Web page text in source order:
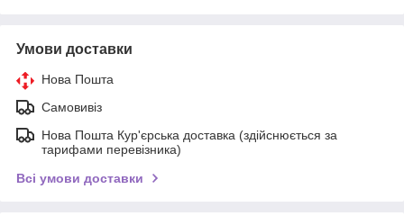
Умови доставки
Нова Пошта
Самовивіз
Нова Пошта Кур'єрська доставка (здійснюється за
тарифами перевізника)
Всі умови доставки